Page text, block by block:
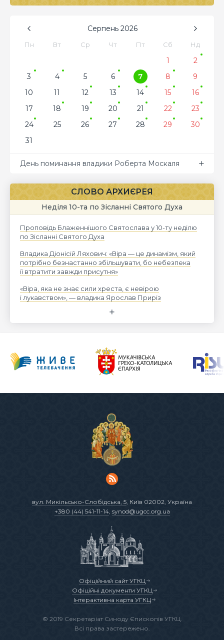
Серпень 2026
Пн Вт Ср Чт Пт Сб Нд
1
2
3
4 5 6 7 8
9
10
11 12 13 14 15
16
17
18 19 20 21 22
23
24
25 26 27 28 29
30
31
День поминання владики Роберта Москаля
СЛОВО АРХИЄРЕЯ
Неділя 10-та по Зісланні Святого Духа
Проповідь Блаженнішого Святослава у 10-ту неділю
по Зісланні Святого Духа
Владика Діонісій Ляхович: «Віра — це динамізм, який
потрібно безнастанно збільшувати, бо небезпека
її втратити завжди присутня»
«Віра, яка не знає сили хреста, є невірою
і лукавством», — владика Ярослав Приріз
вул. Микільсько-Слобідська, 5, Київ 02002, Україна
+380 (44) 541-11-14, synod@ugcc.org.ua
Офіційний сайт УГКЦ
Офіційні документи УГКЦ
Інтерактивна карта УГКЦ
© 2019 Секретаріат Синоду Єпископів УГКЦ.
Всі права застережено.